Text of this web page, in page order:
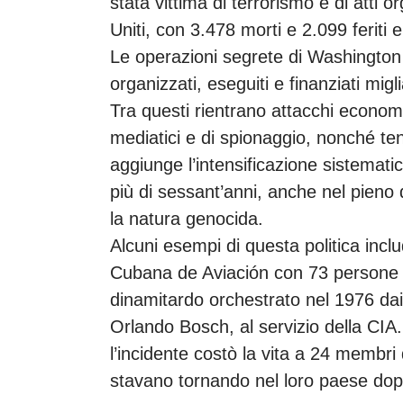
Uniti, con 3.478 morti e 2.099 feriti
Le operazioni segrete di
organizzati, eseguiti e finanziati
Tra questi rientrano attacchi
mediatici e di spionaggio, nonché
aggiunge l’intensificazione
più di sessant’anni, anche nel
la natura genocida.
Alcuni esempi di questa politica
Cubana de Aviación con 73
dinamitardo orchestrato nel 1976
Orlando Bosch, al servizio della
l’incidente costò la vita a 24
stavano tornando nel loro paese